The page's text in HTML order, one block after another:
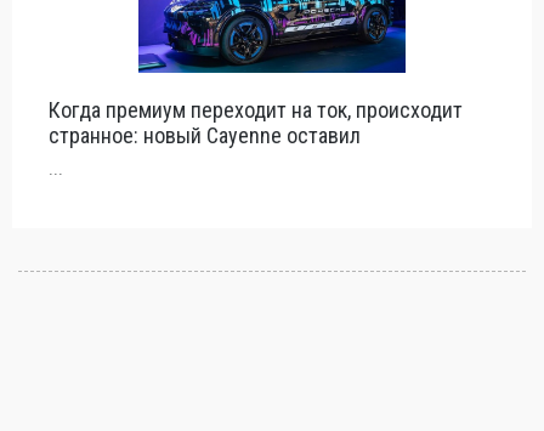
Когда премиум переходит на ток, происходит
странное: новый Cayenne оставил
...